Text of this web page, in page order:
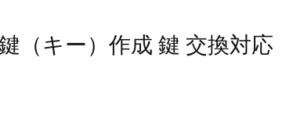
（キー）作成 鍵 交換対応